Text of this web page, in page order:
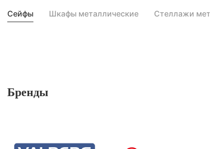
Сейфы Шкафы металлические Стеллажи
Бренды